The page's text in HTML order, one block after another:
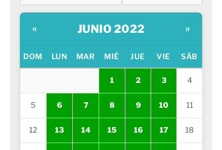
« JUNIO 2022 »
DOM LUN MAR MIÉ JUE VIE SÁB
1 2 3 4
5 6 7 8 9 10 11
12 13 14 15 16 17 18